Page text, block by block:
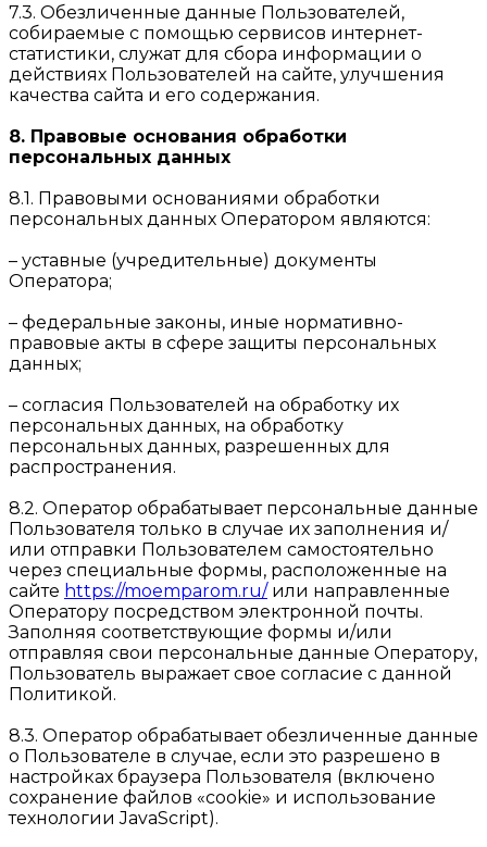
7.3. Обезличенные данные Пользователей,
собираемые с помощью сервисов интернет-
статистики, служат для сбора информации о
действиях Пользователей на сайте, улучшения
качества сайта и его содержания.
8. Правовые основания обработки
персональных данных
8.1. Правовыми основаниями обработки
персональных данных Оператором являются:
– уставные (учредительные) документы
Оператора;
– федеральные законы, иные нормативно-
правовые акты в сфере защиты персональных
данных;
– согласия Пользователей на обработку их
персональных данных, на обработку
персональных данных, разрешенных для
распространения.
8.2. Оператор обрабатывает персональные данные
Пользователя только в случае их заполнения и/
или отправки Пользователем самостоятельно
через специальные формы, расположенные на
сайте https://moemparom.ru/или направленные
Оператору посредством электронной почты.
Заполняя соответствующие формы и/или
отправляя свои персональные данные Оператору,
Пользователь выражает свое согласие с данной
Политикой.
8.3. Оператор обрабатывает обезличенные данные
о Пользователе в случае, если это разрешено в
настройках браузера Пользователя (включено
сохранение файлов «cookie» и использование
технологии JavaScript).